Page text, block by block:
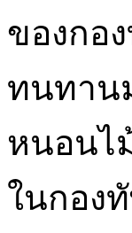
ของกอ
ทนทาน
หนอนไ
ในกอง